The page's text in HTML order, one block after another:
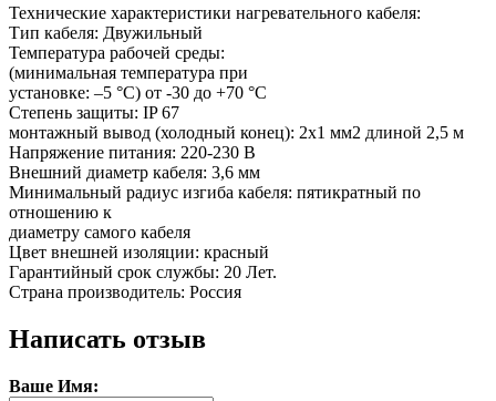
Технические характеристики нагревательного кабеля:
Тип кабеля: Двужильный
Температура рабочей среды:
(минимальная температура при
установке: –5 °C) от -30 до +70 °C
Степень защиты: IP 67
монтажный вывод (холодный конец): 2х1 мм2 длиной 2,5 м
Напряжение питания: 220-230 В
Внешний диаметр кабеля: 3,6 мм
Минимальный радиус изгиба кабеля: пятикратный по
отношению к
диаметру самого кабеля
Цвет внешней изоляции: красный
Гарантийный срок службы: 20 Лет.
Страна производитель: Россия
Написать отзыв
Ваше Имя: